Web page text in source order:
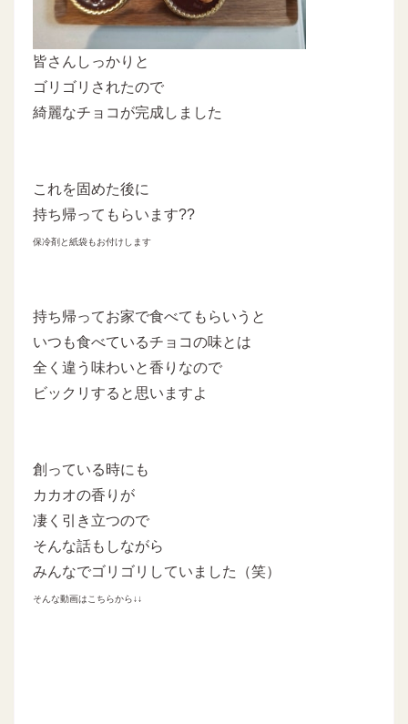
皆さんしっかりと
ゴリゴリされたので
綺麗なチョコが完成しました
これを固めた後に
持ち帰ってもらいます??
保冷剤と紙袋もお付けします
持ち帰ってお家で食べてもらいうと
いつも食べているチョコの味とは
全く違う味わいと香りなので
ビックリすると思いますよ
創っている時にも
カカオの香りが
凄く引き立つので
そんな話もしながら
みんなでゴリゴリしていました（笑）
そんな動画はこちらから↓↓